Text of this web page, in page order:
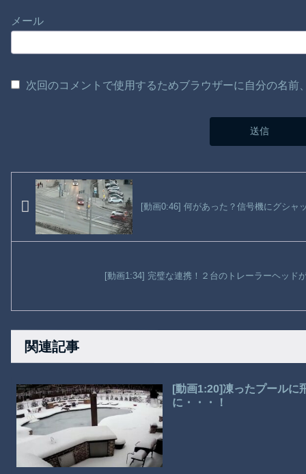
メール
次回のコメントで使用するためブラウザーに自分の名
[動画0:46] 何があった？信号機にグシャ
[動画1:34] 完璧な連携！２台のトレーラーヘッド
関連記事
[動画1:20]凍ったプールに
に・・・！